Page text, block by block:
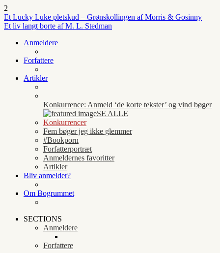
2
Et Lucky Luke pletskud – Grønskollingen af Morris & Gosinny
Et liv langt borte af M. L. Stedman
Anmeldere
Forfattere
Artikler
Konkurrence: Anmeld ‘de korte tekster’ og vind bøger
SE ALLE
Konkurrencer
Fem bøger jeg ikke glemmer
#Bookporn
Forfatterportræt
Anmeldernes favoritter
Artikler
Bliv anmelder?
Om Bogrummet
SECTIONS
Anmeldere
Forfattere